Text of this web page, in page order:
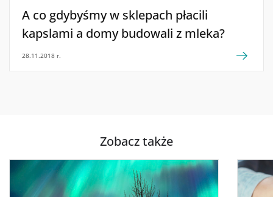
A co gdybyśmy w sklepach płacili
kapslami a domy budowali z mleka?
28.11.2018 r.
Zobacz także